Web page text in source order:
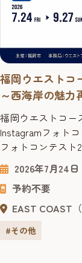
福岡ウエストコ
～西海岸の魅力
福岡ウエストコー
Instagramフォト
フォトコンテスト
トは、福岡ウエス
発信し、この地域
ていただき、もっ
目的とした
2026年7月24日
予約不要
EAST COAST
#その他